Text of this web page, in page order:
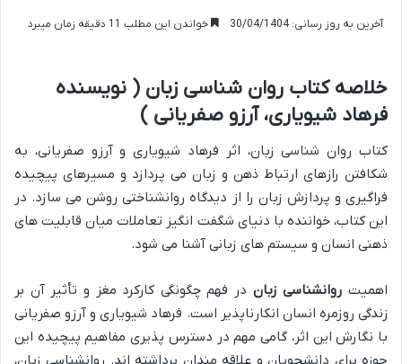
آخرین به روز رسانی: 30/04/1404 خواندن این مطلب 11 دقیقه زمان میبرد
خلاصه کتاب روان شناسی زبان ( نویسنده
فرهاد شیویاری، آرزو صفریانی )
کتاب روان شناسی زبان، اثر فرهاد شیویاری و آرزو صفریانی، به
شکافتن رازهای ارتباط ذهن و زبان می پردازد و مسیرهای پیچیده
فراگیری و پردازش زبان را از دیدگاه روانشناختی روشن می سازد. در
این کتاب، خواننده با دنیای شگفت انگیز تعاملات میان قابلیت های
ذهنی انسان و سیستم های زبانی آشنا می شود.
اهمیت روانشناسی زبان در فهم چگونگی کارکرد مغز و تأثیر آن بر
زندگی روزمره انسان انکارناپذیر است. فرهاد شیویاری و آرزو صفریانی
با نگارش این اثر، گامی مهم در دسترس پذیری مفاهیم پیچیده این
حوزه برای دانشجویان و علاقه مندان برداشته اند. روانشناسی زبان،